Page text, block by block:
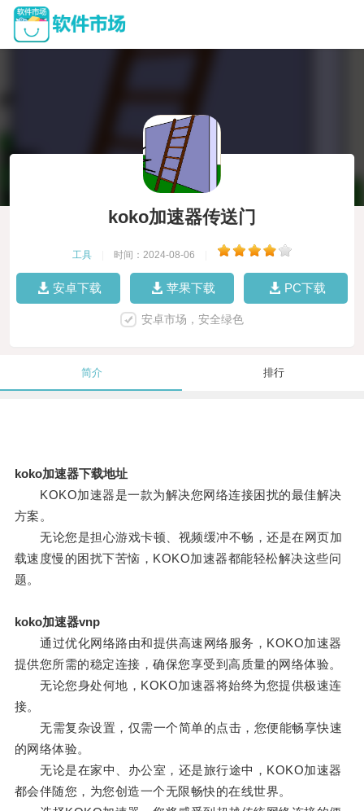
koko加速器传送门
工具 时间：2024-08-06
安卓下载 苹果下载 PC下载
安卓市场，安全绿色
简介 排行
koko加速器下载地址
KOKO加速器是一款为解决您网络连接困扰的最佳解决
方案。
无论您是担心游戏卡顿、视频缓冲不畅，还是在网页加
载速度慢的困扰下苦恼，KOKO加速器都能轻松解决这些问
题。
koko加速器vnp
通过优化网络路由和提供高速网络服务，KOKO加速器
提供您所需的稳定连接，确保您享受到高质量的网络体验。
无论您身处何地，KOKO加速器将始终为您提供极速连
接。
无需复杂设置，仅需一个简单的点击，您便能畅享快速
的网络体验。
无论是在家中、办公室，还是旅行途中，KOKO加速器
都会伴随您，为您创造一个无限畅快的在线世界。